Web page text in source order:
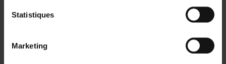
Statistiques
Marketing